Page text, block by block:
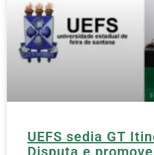
UEFS sedia GT
Disputa e